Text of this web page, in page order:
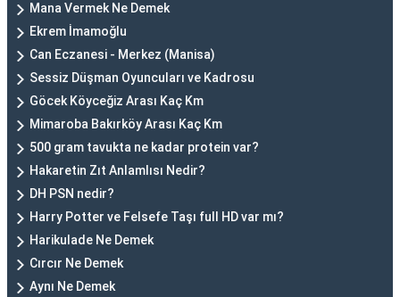
Mana Vermek Ne Demek
Ekrem İmamoğlu
Can Eczanesi - Merkez (Manisa)
Sessiz Düşman Oyuncuları ve Kadrosu
Göcek Köyceğiz Arası Kaç Km
Mimaroba Bakırköy Arası Kaç Km
500 gram tavukta ne kadar protein var?
Hakaretin Zıt Anlamlısı Nedir?
DH PSN nedir?
Harry Potter ve Felsefe Taşı full HD var mı?
Harikulade Ne Demek
Cırcır Ne Demek
Aynı Ne Demek